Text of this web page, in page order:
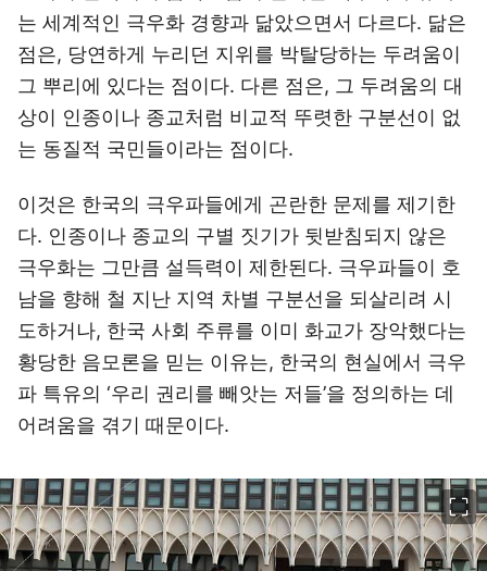
는 세계적인 극우화 경향과 닮았으면서 다르다. 닮은
점은, 당연하게 누리던 지위를 박탈당하는 두려움이
그 뿌리에 있다는 점이다. 다른 점은, 그 두려움의 대
상이 인종이나 종교처럼 비교적 뚜렷한 구분선이 없
는 동질적 국민들이라는 점이다.
이것은 한국의 극우파들에게 곤란한 문제를 제기한
다. 인종이나 종교의 구별 짓기가 뒷받침되지 않은
극우화는 그만큼 설득력이 제한된다. 극우파들이 호
남을 향해 철 지난 지역 차별 구분선을 되살리려 시
도하거나, 한국 사회 주류를 이미 화교가 장악했다는
황당한 음모론을 믿는 이유는, 한국의 현실에서 극우
파 특유의 ‘우리 권리를 빼앗는 저들’을 정의하는 데
어려움을 겪기 때문이다.